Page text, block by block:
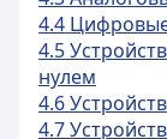
4.4
4.5
нулем
4.6
4.7